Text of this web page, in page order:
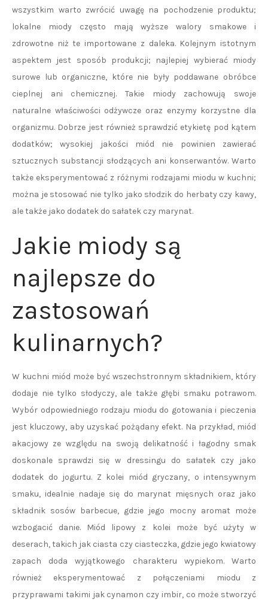
wszystkim warto zwrócić uwagę na pochodzenie produktu;
lokalne miody często mają wyższe walory smakowe i
zdrowotne niż te importowane z daleka. Kolejnym istotnym
aspektem jest sposób produkcji; najlepiej wybierać miody
surowe lub organiczne, które nie były poddawane obróbce
cieplnej ani chemicznej. Takie miody zachowują swoje
naturalne właściwości odżywcze oraz enzymy korzystne dla
organizmu. Dobrze jest również sprawdzić etykietę pod kątem
dodatków; wysokiej jakości miód nie powinien zawierać
sztucznych substancji słodzących ani konserwantów. Warto
także eksperymentować z różnymi rodzajami miodu w kuchni;
można je stosować nie tylko jako słodzik do herbaty czy kawy,
ale także jako dodatek do sałatek czy marynat.
Jakie miody są
najlepsze do
zastosowań
kulinarnych?
W kuchni miód może być wszechstronnym składnikiem, który
dodaje nie tylko słodyczy, ale także głębi smaku potrawom.
Wybór odpowiedniego rodzaju miodu do gotowania i pieczenia
jest kluczowy, aby uzyskać pożądany efekt. Na przykład, miód
akacjowy ze względu na swoją delikatność i łagodny smak
doskonale sprawdzi się w dressingu do sałatek czy jako
dodatek do jogurtu. Z kolei miód gryczany, o intensywnym
smaku, idealnie nadaje się do marynat mięsnych oraz jako
składnik sosów barbecue, gdzie jego mocny aromat może
wzbogacić danie. Miód lipowy z kolei może być użyty w
deserach, takich jak ciasta czy ciasteczka, gdzie jego kwiatowy
zapach doda wyjątkowego charakteru wypiekom. Warto
również eksperymentować z połączeniami miodu z
przyprawami takimi jak cynamon czy imbir, co może stworzyć